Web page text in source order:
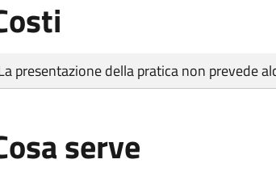
di pagamento
presentazione della pratica non prevede
serve